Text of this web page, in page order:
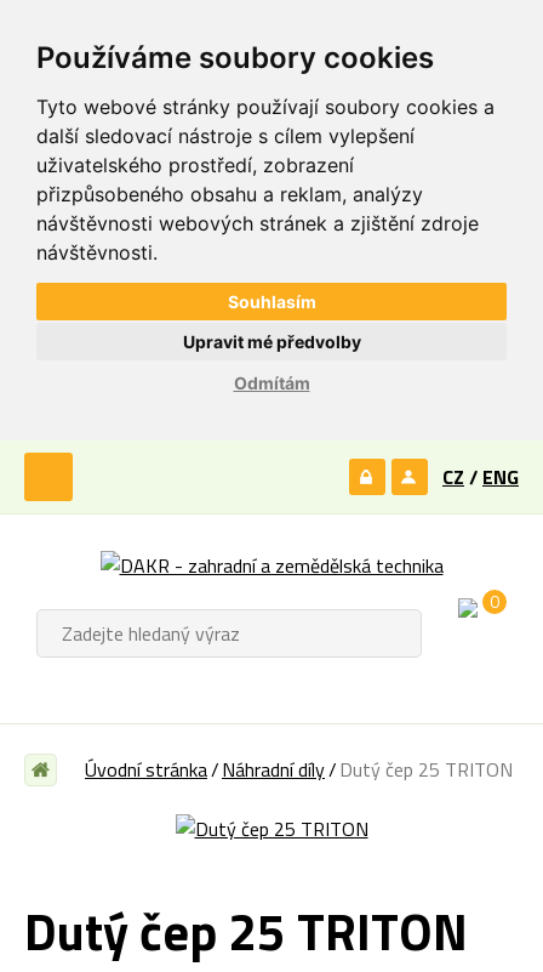
Používáme soubory cookies
Tyto webové stránky používají soubory cookies a
další sledovací nástroje s cílem vylepšení
uživatelského prostředí, zobrazení
přizpůsobeného obsahu a reklam, analýzy
návštěvnosti webových stránek a zjištění zdroje
návštěvnosti.
Souhlasím
Odmítám
Upravit mé předvolby
CZ / ENG
0
Úvodní stránka Náhradní díly Dutý čep 25 TRITON
Dutý čep 25 TRITON